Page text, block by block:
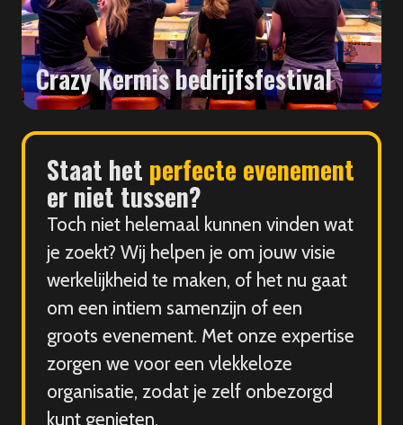
Crazy Kermis bedrijfsfestival
Staat het perfecte evenement
er niet tussen?
Toch niet helemaal kunnen vinden wat
je zoekt? Wij helpen je om jouw visie
werkelijkheid te maken, of het nu gaat
om een intiem samenzijn of een
groots evenement. Met onze expertise
zorgen we voor een vlekkeloze
organisatie, zodat je zelf onbezorgd
kunt genieten.